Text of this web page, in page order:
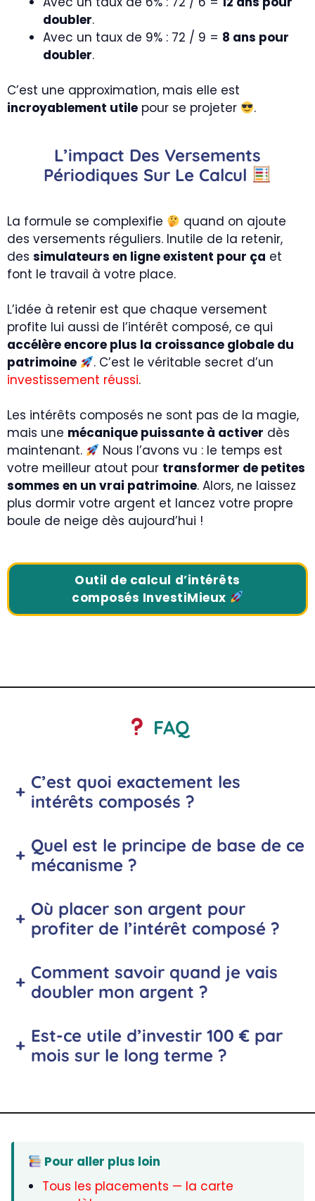
doubler.
Avec un taux de 9% : 72 / 9 = 8 ans pour
doubler.
C’est une approximation, mais elle est
incroyablement utile pour se projeter .
L’impact Des Versements
Périodiques Sur Le Calcul
La formule se complexifie
quand on ajoute
des versements réguliers. Inutile de la retenir,
des simulateurs en ligne existent pour ça et
font le travail à votre place.
L’idée à retenir est que chaque versement
profite lui aussi de l’intérêt composé, ce qui
accélère encore plus la croissance globale du
patrimoine
. C’est le véritable secret d’un
investissement réussi.
Les intérêts composés ne sont pas de la magie,
mais une mécanique puissante à activer dès
maintenant.
Nous l’avons vu : le temps est
votre meilleur atout pour transformer de petites
sommes en un vrai patrimoine. Alors, ne laissez
plus dormir votre argent et lancez votre propre
boule de neige dès aujourd’hui !
Outil de calcul d’intérêts
composés InvestiMieux
FAQ
+ C’est quoi exactement les
intérêts composés ?
+ Quel est le principe de base de ce
mécanisme ?
+ Où placer son argent pour
profiter de l’intérêt composé ?
+ Comment savoir quand je vais
doubler mon argent ?
+ Est-ce utile d’investir 100 € par
mois sur le long terme ?
Pour aller plus loin
Tous les placements — la carte